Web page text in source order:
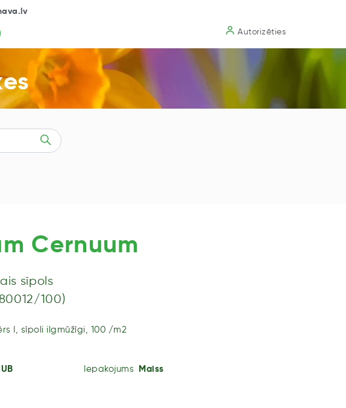
Autorizēties
Cernuum
sīpols
100)
I, sīpoli ilgmūžīgi, 100 /m2
Iepakojums Maiss